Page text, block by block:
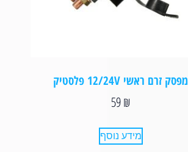
מפסק זרם ראשי 12/24V פלסטיק
59₪
מידע נוסף